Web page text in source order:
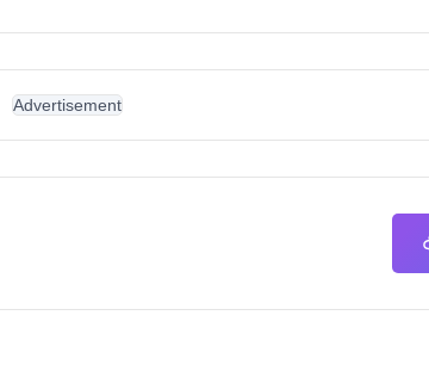
Advertisement